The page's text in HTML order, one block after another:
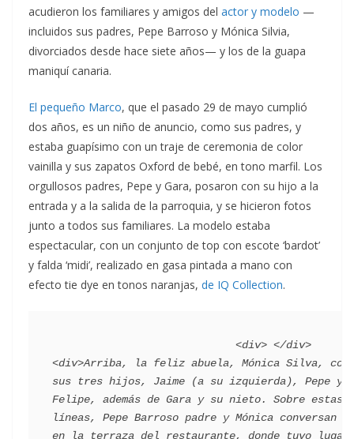
acudieron los familiares y amigos del actor y modelo —
incluidos sus padres, Pepe Barroso y Mónica Silvia,
divorciados desde hace siete años— y los de la guapa
maniquí canaria.
El pequeño Marco, que el pasado 29 de mayo cumplió
dos años, es un niño de anuncio, como sus padres, y
estaba guapísimo con un traje de ceremonia de color
vainilla y sus zapatos Oxford de bebé, en tono marfil. Los
orgullosos padres, Pepe y Gara, posaron con su hijo a la
entrada y a la salida de la parroquia, y se hicieron fotos
junto a todos sus familiares. La modelo estaba
espectacular, con un conjunto de top con escote ‘bardot’
y falda ‘midi’, realizado en gasa pintada a mano con
efecto tie dye en tonos naranjas, de IQ Collection.
<div>Arriba, la feliz abuela, Mónica Silva, con
sus tres hijos, Jaime (a su izquierda), Pepe y
Felipe, además de Gara y su nieto. Sobre estas
líneas, Pepe Barroso padre y Mónica conversan
en la terraza del restaurante, donde tuvo lugar